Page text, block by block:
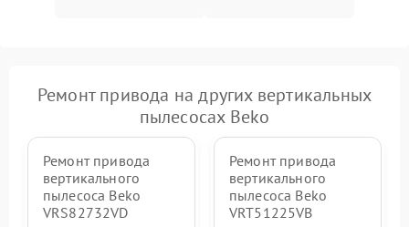
Ремонт привода на других вертикальных
пылесосах Beko
Ремонт привода
вертикального
пылесоса Beko
VRS82732VD
Ремонт привода
вертикального
пылесоса Beko
VRT51225VB